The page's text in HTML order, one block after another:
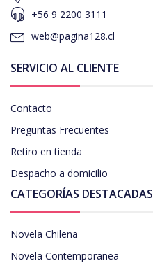
+56 9 2200 3111
web@pagina128.cl
SERVICIO AL CLIENTE
Contacto
Preguntas Frecuentes
Retiro en tienda
Despacho a domicilio
CATEGORÍAS DESTACADAS
Novela Chilena
Novela Contemporanea